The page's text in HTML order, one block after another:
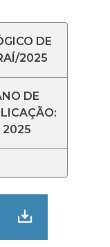
DE
2025
DE
2025